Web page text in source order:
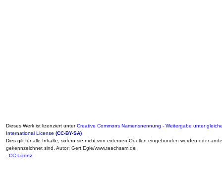
Dieses Werk ist lizenziert unterCreative Commons Namensnennung - Weitergabe unter
International License (CC-BY-SA)
Dies gilt für alle Inhalte, sofern sie nicht von externen Quellen eingebunden werden oder
gekennzeichnet sind. Autor: Gert Egle/www.teachsam.de
- CC-Lizenz